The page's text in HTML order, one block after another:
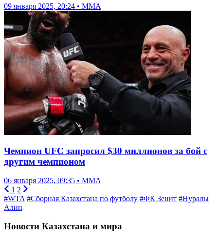
09 января 2025, 20:24 • ММА
Чемпион UFC запросил $30 миллионов за бой с
другим чемпионом
06 января 2025, 09:35 • ММА
1 2
#WTA #Сборная Казахстана по футболу #ФК Зенит #Нуралы
Алип
Новости Казахстана и мира